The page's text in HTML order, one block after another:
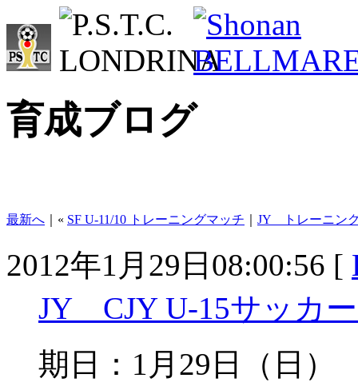
育成ブログ
最新へ ｜« SF U-11/10 トレーニングマッチ JY トレーニン
2012年1月29日08:00:56 [
JY CJY U-15サッカ
期日：1月29日（日